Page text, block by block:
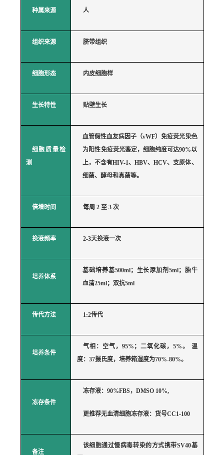
种属来源 人
组织来源 脐带组织
细胞形态 内皮细胞样
生长特性 贴壁生长
细胞 质量检
测
血管假性血友病因子（vWF）免疫荧光染色
为阳性免疫荧光鉴定，细胞纯度可达90%以
上，不含有HIV-1、HBV、HCV、支原体、
细菌、酵母和真菌等。
倍增时间 每周 2 至 3 次
换液频率 2-3天换液一次
培养体系
基础培养基500ml；生长添加剂5ml；胎牛
血清25ml；双抗5ml
传代方法 1:2传代
培养条件
气相：空气， 95%；二氧化碳，5%。 温
度：37摄氏度，培养箱湿度为70%-80%。
冻存条件
冻存液： 90%FBS，DMSO 10%,
更推荐无血清细胞冻存液：货号CC1-100
备注
该细胞通过慢病毒转染的方式携带SV40基